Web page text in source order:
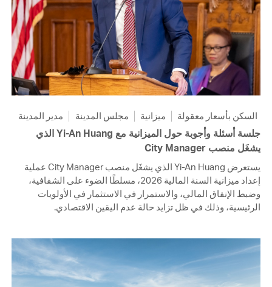
السكن بأسعار معقولة ميزانية مجلس المدينة مدير المدينة
جلسة أسئلة وأجوبة حول الميزانية مع Yi-An Huang الذي
يشغَل منصب City Manager
يستعرض Yi-An Huang الذي يشغَل منصب City Manager عملية
إعداد ميزانية السنة المالية 2026، مسلطًا الضوء على الشفافية،
وضبط الإنفاق المالي، والاستمرار في الاستثمار في الأولويات
الرئيسية، وذلك في ظل تزايد حالة عدم اليقين الاقتصادي.